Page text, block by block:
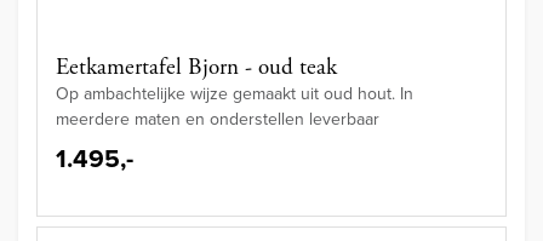
Eetkamertafel Bjorn - oud teak
Op ambachtelijke wijze gemaakt uit oud hout. In
meerdere maten en onderstellen leverbaar
1.495,-